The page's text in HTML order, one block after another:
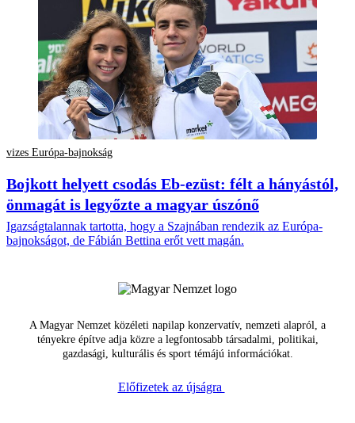
vizes Európa-bajnokság
Bojkott helyett csodás Eb-ezüst: félt a hányástól,
önmagát is legyőzte a magyar úszónő
Igazságtalannak tartotta, hogy a Szajnában rendezik az Európa-
bajnokságot, de Fábián Bettina erőt vett magán.
A Magyar Nemzet közéleti napilap konzervatív, nemzeti alapról, a
tényekre építve adja közre a legfontosabb társadalmi, politikai,
gazdasági, kulturális és sport témájú információkat.
Előfizetek az újságra